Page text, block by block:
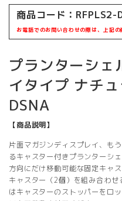
商品コード： RFPLS2-
お電話でのお問い合わせの際は、上記
プランターシ
イタイプ ナチ
DSNA
【商品説明】
片面マガジンディスプレイ、も
るキャスター付きプランターシ
方向にだけ移動可能な固定キャ
キャスター（2個）を組み合わ
はキャスターのストッパーをロ